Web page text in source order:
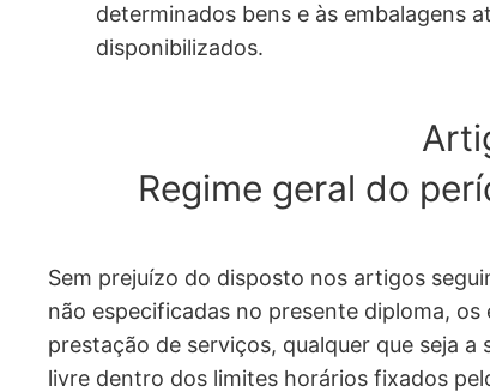
determinados bens e às embalagens
disponibilizados.
Regime geral do
Sem prejuízo do disposto nos artigos
não especificadas no presente diploma,
prestação de serviços, qualquer que seja
livre dentro dos limites horários fixados